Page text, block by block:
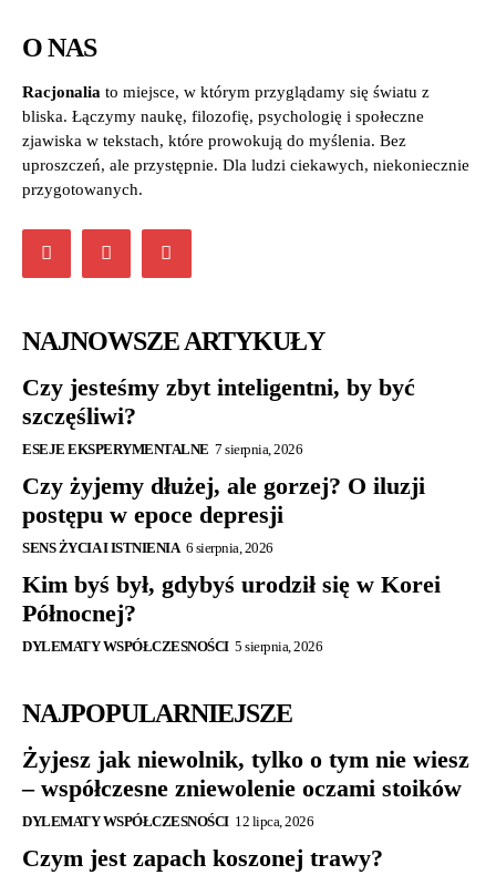
O NAS
Racjonalia to miejsce, w którym przyglądamy się światu z
bliska. Łączymy naukę, filozofię, psychologię i społeczne
zjawiska w tekstach, które prowokują do myślenia. Bez
uproszczeń, ale przystępnie. Dla ludzi ciekawych, niekoniecznie
przygotowanych.
NAJNOWSZE ARTYKUŁY
Czy jesteśmy zbyt inteligentni, by być
szczęśliwi?
ESEJE EKSPERYMENTALNE 7 sierpnia, 2026
Czy żyjemy dłużej, ale gorzej? O iluzji
postępu w epoce depresji
SENS ŻYCIA I ISTNIENIA 6 sierpnia, 2026
Kim byś był, gdybyś urodził się w Korei
Północnej?
DYLEMATY WSPÓŁCZESNOŚCI 5 sierpnia, 2026
NAJPOPULARNIEJSZE
Żyjesz jak niewolnik, tylko o tym nie wiesz
– współczesne zniewolenie oczami stoików
DYLEMATY WSPÓŁCZESNOŚCI 12 lipca, 2026
Czym jest zapach koszonej trawy?